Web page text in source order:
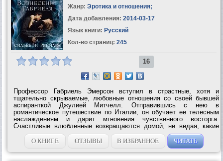
Жанр: Эротика и отношения;
Дата добавления: 2014-03-17
Язык книги: Русский
Кол-во страниц: 245
16
Профессор Габриель Эмерсон вступил в страстные, хотя и
тщательно скрываемые, любовные отношения со своей бывшей
аспиранткой Джулией Митчелл. Отправившись с нею в
романтическое путешествие по Италии, он обучает ее телесным
наслаждениям и дарит мгновения чувственного восторга.
Счастливые влюбленные возвращаются домой, не ведая, какие
испытания им приготовила судьба. Как отреагирует Джулия на
встречу с бывшей любовницей Габриеля,...
О КНИГЕ ОТЗЫВЫ В ИЗБРАННОЕ ЧИТАТЬ